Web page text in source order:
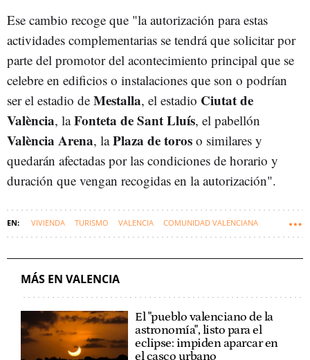
Ese cambio recoge que "la autorización para estas
actividades complementarias se tendrá que solicitar por
parte del promotor del acontecimiento principal que se
celebre en edificios o instalaciones que son o podrían
ser el estadio de Mestalla, el estadio Ciutat de
València, laFonteta de Sant Lluís, el pabellón
València Arena, laPlaza de toros o similares y
quedarán afectadas por las condiciones de horario y
duración que vengan recogidas en la autorización".
VIVIENDA TURISMO VALENCIA COMUNIDAD VALENCIANA
MÁS EN VALENCIA
El "pueblo valenciano de la
astronomía", listo para el
eclipse: impiden aparcar en
el casco urbano